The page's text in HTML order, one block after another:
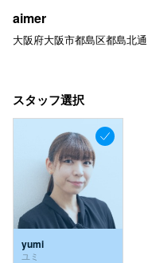
aimer
大阪府大阪市都島区都島北
スタッフ選択
yumi
ユミ